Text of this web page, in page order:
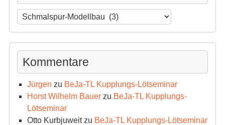
News-
Archiv
Kommentare
Jürgen zu BeJa-TL Kupplungs-Lötseminar
Horst Wilhelm Bauerzu BeJa-TL Kupplungs-
Lötseminar
Otto Kurbjuweitzu BeJa-TL Kupplungs-Lötseminar